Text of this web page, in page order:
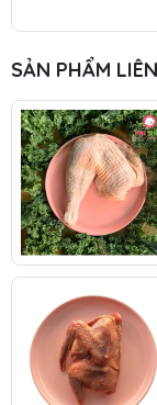
SẢN PHẨM